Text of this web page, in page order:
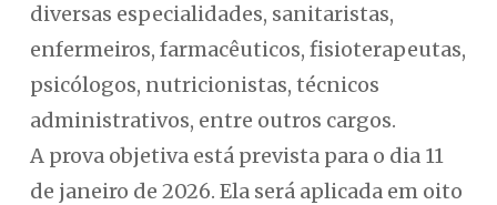
diversas especialidades, sanitaristas,
enfermeiros, farmacêuticos, fisioterapeutas,
psicólogos, nutricionistas, técnicos
administrativos, entre outros cargos.
A prova objetiva está prevista para o dia 11
de janeiro de 2026. Ela será aplicada em oito